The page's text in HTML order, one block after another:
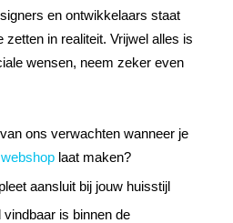
en ontwikkelaars staat
zetten in realiteit. Vrijwel alles is
wensen, neem zeker even
ons verwachten wanneer je
webshop laat maken?
aansluit bij jouw huisstijl
vindbaar is binnen de